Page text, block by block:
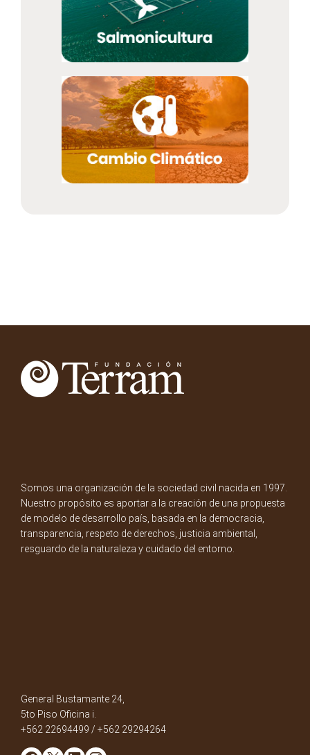
Somos una organización de la sociedad civil nacida en 1997.
Nuestro propósito es aportar a la creación de una propuesta
de modelo de desarrollo país, basada en la democracia,
transparencia, respeto de derechos, justicia ambiental,
resguardo de la naturaleza y cuidado del entorno.
General Bustamante 24,
5to Piso Oficina i.
+562 22694499 / +562 29294264